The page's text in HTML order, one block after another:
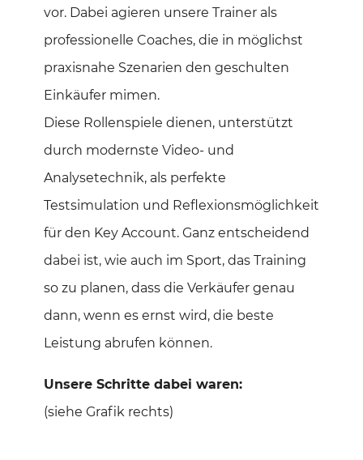
vor. Dabei agieren unsere Trainer als
professionelle Coaches, die in möglichst
praxisnahe Szenarien den geschulten
Einkäufer mimen.
Diese Rollenspiele dienen, unterstützt
durch modernste Video- und
Analysetechnik, als perfekte
Testsimulation und Reflexionsmöglichkeit
für den Key Account. Ganz entscheidend
dabei ist, wie auch im Sport, das Training
so zu planen, dass die Verkäufer genau
dann, wenn es ernst wird, die beste
Leistung abrufen können.
Unsere Schritte dabei waren:
(siehe Grafik rechts)